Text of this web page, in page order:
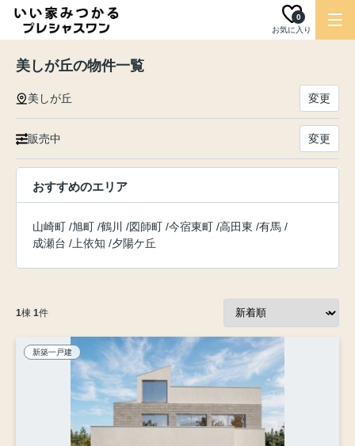
お気に入り
0
美しが丘の物件一覧
美しが丘 変更
販売中 変更
おすすめのエリア
山崎町 /旭町 /鶴川 /図師町 /今宿東町 /高田東 /有馬 /
成瀬台 / 上依知 /夕陽ケ丘
1棟 1件
新築一戸建